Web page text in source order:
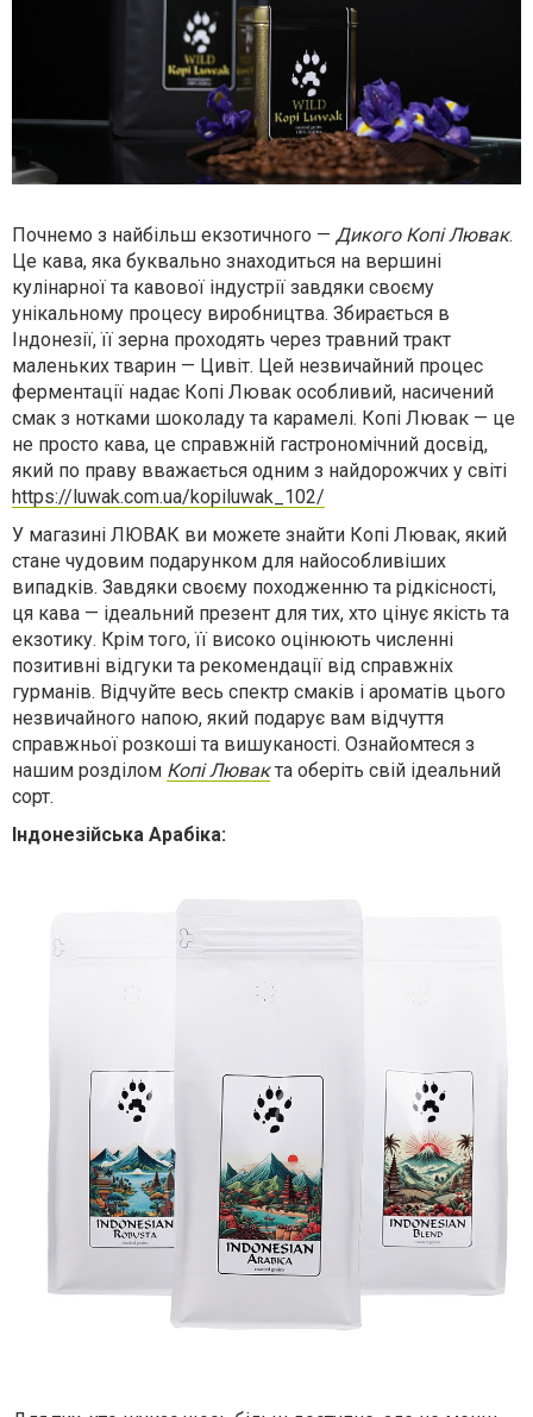
Почнемо з найбільш екзотичного — Дикого Копі Лювак.
Це кава, яка буквально знаходиться на вершині
кулінарної та кавової індустрії завдяки своєму
унікальному процесу виробництва. Збирається в
Індонезії, її зерна проходять через травний тракт
маленьких тварин — Цивіт. Цей незвичайний процес
ферментації надає Копі Лювак особливий, насичений
смак з нотками шоколаду та карамелі. Копі Лювак — це
не просто кава, це справжній гастрономічний досвід,
який по праву вважається одним з найдорожчих у світі
https://luwak.com.ua/kopiluwak_102/
У магазині ЛЮВАК ви можете знайти Копі Лювак, який
стане чудовим подарунком для найособливіших
випадків. Завдяки своєму походженню та рідкісності,
ця кава — ідеальний презент для тих, хто цінує якість та
екзотику. Крім того, її високо оцінюють численні
позитивні відгуки та рекомендації від справжніх
гурманів. Відчуйте весь спектр смаків і ароматів цього
незвичайного напою, який подарує вам відчуття
справжньої розкоші та вишуканості. Ознайомтеся з
нашим розділом Копі Лювакта оберіть свій ідеальний
сорт.
Індонезійська Арабіка: